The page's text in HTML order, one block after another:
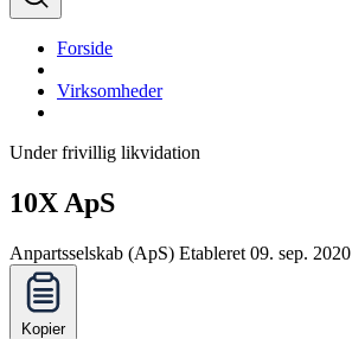
Forside
Virksomheder
Under frivillig likvidation
10X ApS
Anpartsselskab (ApS) Etableret 09. sep. 2020
Kopier